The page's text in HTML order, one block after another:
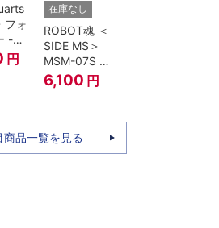
フォ
-フ
家
』
円
在庫なし
ROBOT魂 ＜
SIDE MS＞
MSM-07S シ
ャア専用ズゴ
ック ver.
6,100 円
商品一覧を見る